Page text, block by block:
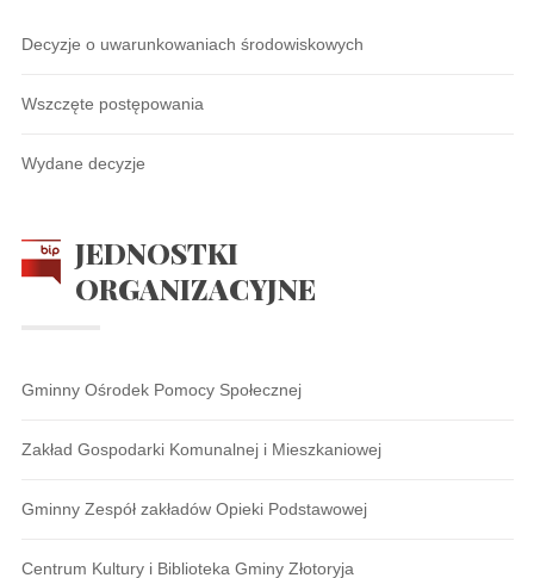
Decyzje o uwarunkowaniach środowiskowych
Wszczęte postępowania
Wydane decyzje
JEDNOSTKI
ORGANIZACYJNE
Gminny Ośrodek Pomocy Społecznej
Zakład Gospodarki Komunalnej i Mieszkaniowej
Gminny Zespół zakładów Opieki Podstawowej
Centrum Kultury i Biblioteka Gminy Złotoryja